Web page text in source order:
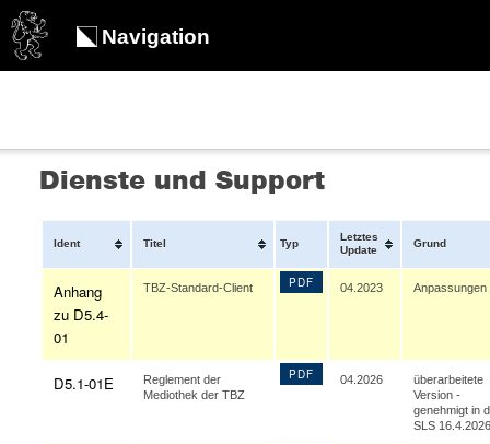
Navigation
Dienste und Support
Ident Titel Typ
Letztes
Update
Grund
Anhang
zu D5.4-
01
TBZ-Standard-Client PDF 04.2023 Anpassungen
D5.1-01E
Reglement der
Mediothek der TBZ
PDF 04.2026
überarbeitete
Version -
genehmigt in
SLS 16.4.2026